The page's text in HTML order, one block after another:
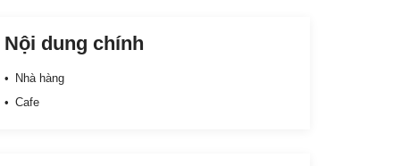
Nội dung chính
Nhà hàng
Cafe